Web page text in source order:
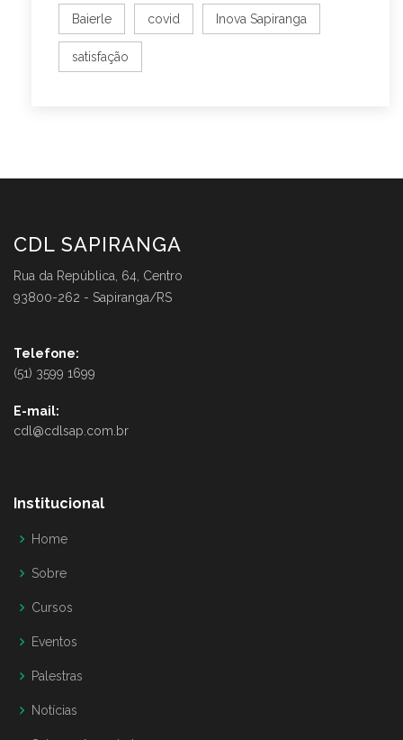
Baierle covid Inova Sapiranga
satisfação
CDL SAPIRANGA
Rua da República, 64, Centro
93800-262 - Sapiranga/RS
Telefone:
(51) 3599 1699
E-mail:
cdl@cdlsap.com.br
Institucional
Home
Sobre
Cursos
Eventos
Palestras
Notícias